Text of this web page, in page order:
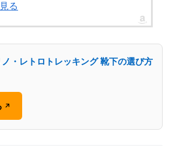
る
・レトロトレッキング 靴下の選び方
↗